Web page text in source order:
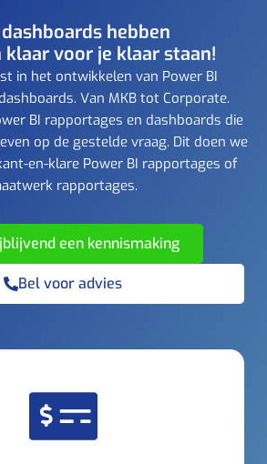
hebben
voor je klaar staan!
in het ontwikkelen van Power BI
Van MKB tot Corporate.
BI rapportages en dashboards die
op de gestelde vraag. Dit doen we
en-klare Power BI rapportages of
rapportages.
een kennismaking
Bel voor advies